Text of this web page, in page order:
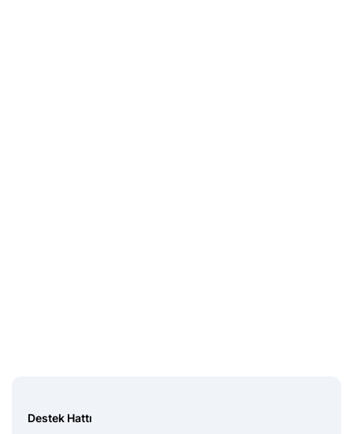
Destek Hattı